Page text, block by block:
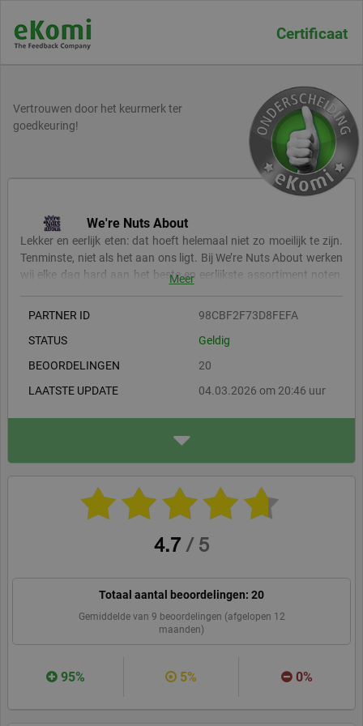
Certificaat
Vertrouwen door het keurmerk ter
goedkeuring!
We're Nuts About
Lekker en eerlijk eten: dat hoeft helemaal niet zo moeilijk te zijn.
Tenminste, niet als het aan ons ligt. Bij We’re Nuts About werken
wij elke dag hard aan het beste en eerlijkste assortiment noten,
nieuw en jong merk waarbij niks te gek of te veel is. Bomvol
bieden. Eat good, feel great.
Meer
PARTNER ID
98CBF2F73D8FEFA
STATUS
Geldig
BEOORDELINGEN
20
LAATSTE UPDATE
04.03.2026 om 20:46 uur
ADRES
We're Nuts About
werenutsabout.com
BEVEEL ONS AAN
4.7/ 5
Totaal aantal beoordelingen: 20
Gemiddelde van 9 beoordelingen (afgelopen 12
maanden)
95% 5% 0%